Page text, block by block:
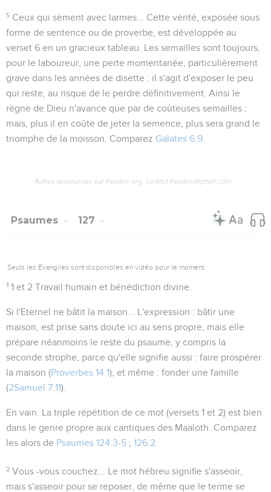
5 Ceux qui sèment avec larmes...
Cette vérité, exposée sous
forme de sentence ou de proverbe, est développée au
verset 6 en un gracieux tableau. Les semailles sont toujours,
pour le laboureur, une perte momentanée, particulièrement
grave dans les années de disette : il s'agit d'exposer le peu
qui reste, au risque de le perdre définitivement. Ainsi le
règne de Dieu n'avance que par de coûteuses semailles ;
mais, plus il en coûte de jeter la semence, plus sera grand le
triomphe de la moisson. Comparez Galates 6.9
Autres ressources sur theotex.org, contact theotex@gmail.com
Psaumes 127
Seuls les Évangiles sont disponibles en vidéo pour le moment.
1 1 et 2 Travail humain et bénédiction divine.
Si l'Eternel ne bâtit la maison... L'expression : bâtir une
maison , est prise sans doute ici au sens propre, mais elle
prépare néanmoins le reste du psaume, y compris la
seconde strophe, parce qu'elle signifie aussi : faire prospérer
la maison (Proverbes 14.1), et même : fonder une famille
(2Samuel 7.11).
En vain . La triple répétition de ce mot (versets 1 et 2) est bien
dans le genre propre aux cantiques des Maaloth. Comparez
les alors de Psaumes 124.3-5 ; 126.2
2 Vous -vous couchez... Le mot hébreu signifies'asseoir
mais s'asseoir pour se reposer, de même que le terme se